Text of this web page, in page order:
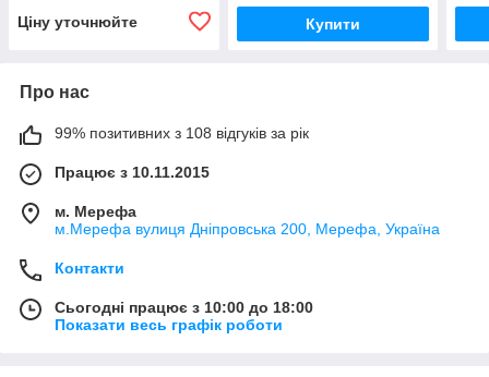
Ціну уточнюйте Купити
Про нас
99% позитивних з 108 відгуків за рік
Працює з 10.11.2015
м. Мерефа
м.Мерефа вулиця Дніпровська 200, Мерефа, Україна
Контакти
Сьогодні працює з 10:00 до 18:00
Показати весь графік роботи